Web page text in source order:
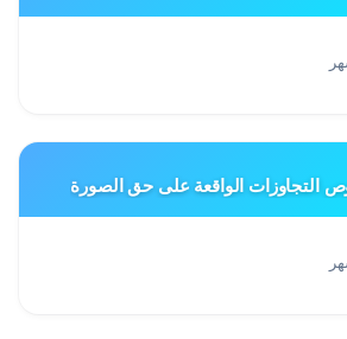
الواقعة على حق الصورة